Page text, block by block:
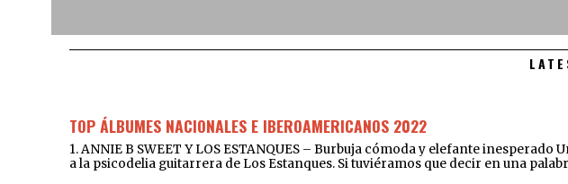
TOP ÁLBUMES NACIONALES E IBEROAMERICANOS 2022
1. ANNIE B SWEET Y LOS ESTANQUES – Burbuja cómoda y elefante
a la psicodelia guitarrera de Los Estanques. Si tuviéramos que decir en una